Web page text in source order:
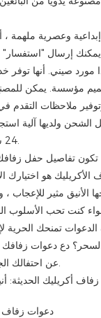
مورد صيني. أنها توفر
مؤسسة. يمكن
ملاحظات التقدم
الشحن ولديها آلية
24 ساعة لحماية حقوق العميل.
تكون تفاصيل حفل
هو اختيارك
الأنيق مثير
كنت تحب الأسلوب
تمنحك الحرية
دع دعوات زفافك
عن احتفالك الجريء والرائع الذي لا ينسى.
دعوات